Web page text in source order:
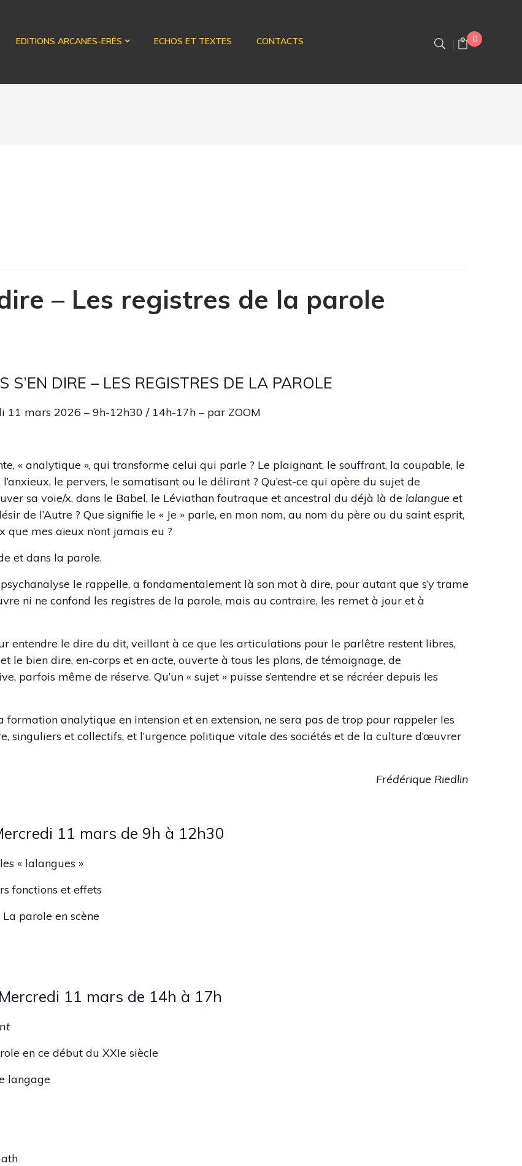
EDITIONS ARCANES-ERÈS ECHOS ET TEXTES CONTACTS 0
– Les registres de la parole
S’EN DIRE – LES REGISTRES DE LA PAROLE
11 mars 2026 – 9h-12h30 / 14h-17h – par ZOOM
« analytique », qui transforme celui qui parle ? Le plaignant, le souffrant, la coupable, le
l’anxieux, le pervers, le somatisant ou le délirant ? Qu’est-ce qui opère du sujet de
sa voie/x, dans le Babel, le Léviathan foutraque et ancestral du déjà là de lalangue et
de l’Autre ? Que signifie le « Je » parle, en mon nom, au nom du père ou du saint esprit,
que mes aïeux n’ont jamais eu ?
et dans la parole.
le rappelle, a fondamentalement là son mot à dire, pour autant que s’y trame
ni ne confond les registres de la parole, mais au contraire, les remet à jour et à
entendre le dire du dit, veillant à ce que les articulations pour le parlêtre restent libres,
et le bien dire, en-corps et en acte, ouverte à tous les plans, de témoignage, de
parfois même de réserve. Qu’un « sujet » puisse s’entendre et se récréer depuis les
analytique en intension et en extension, ne sera pas de trop pour rappeler les
singuliers et collectifs, et l’urgence politique vitale des sociétés et de la culture d’œuvrer
Frédérique Riedlin
11 mars de 9h à 12h30
« lalangues »
fonctions et effets
parole en scène
Mercredi 11 mars de 14h à 17h
en ce début du XXIe siècle
langage